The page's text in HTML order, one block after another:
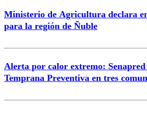
Ministerio de Agricultura declara
para la región de Ñuble
Alerta por calor extremo:
Temprana Preventiva en tres